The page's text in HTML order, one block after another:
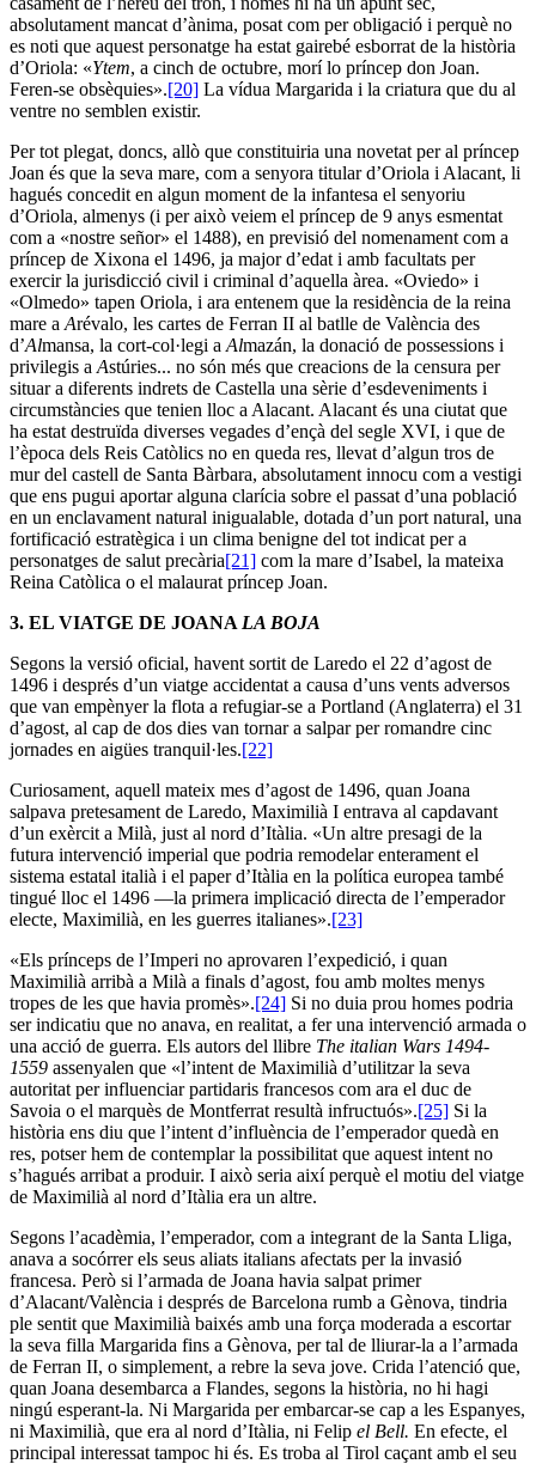
absolutament mancat d’ànima, posat com per obligació i perquè no
es noti que aquest personatge ha estat gairebé esborrat de la història
d’Oriola: «Ytem, a cinch de octubre, morí lo príncep don Joan.
Feren-se obsèquies».[20] La vídua Margarida i la criatura que du al
ventre no semblen existir.
Per tot plegat, doncs, allò que constituiria una novetat per al príncep
Joan és que la seva mare, com a senyora titular d’Oriola i Alacant, li
hagués concedit en algun moment de la infantesa el senyoriu
d’Oriola, almenys (i per això veiem el príncep de 9 anys esmentat
com a «nostre señor» el 1488), en previsió del nomenament com a
príncep de Xixona el 1496, ja major d’edat i amb facultats per
exercir la jurisdicció civil i criminal d’aquella àrea. «Oviedo» i
«Olmedo» tapen Oriola, i ara entenem que la residència de la reina
mare a Arévalo, les cartes de Ferran II al batlle de València des
d’Almansa, la cort-col·legi a Almazán, la donació de possessions i
privilegis a Astúries... no són més que creacions de la censura per
situar a diferents indrets de Castella una sèrie d’esdeveniments i
circumstàncies que tenien lloc a Alacant. Alacant és una ciutat que
ha estat destruïda diverses vegades d’ençà del segle XVI, i que de
l’època dels Reis Catòlics no en queda res, llevat d’algun tros de
mur del castell de Santa Bàrbara, absolutament innocu com a vestigi
que ens pugui aportar alguna clarícia sobre el passat d’una població
en un enclavament natural inigualable, dotada d’un port natural, una
fortificació estratègica i un clima benigne del tot indicat per a
personatges de salut precària[21] com la mare d’Isabel, la mateixa
Reina Catòlica o el malaurat príncep Joan.
3. EL VIATGE DE JOANA LA BOJA
Segons la versió oficial, havent sortit de Laredo el 22 d’agost de
1496 i després d’un viatge accidentat a causa d’uns vents adversos
que van empènyer la flota a refugiar-se a Portland (Anglaterra) el 31
d’agost, al cap de dos dies van tornar a salpar per romandre cinc
jornades en aigües tranquil·les.[22]
Curiosament, aquell mateix mes d’agost de 1496, quan Joana
salpava pretesament de Laredo, Maximilià I entrava al capdavant
d’un exèrcit a Milà, just al nord d’Itàlia. «Un altre presagi de la
futura intervenció imperial que podria remodelar enterament el
sistema estatal italià i el paper d’Itàlia en la política europea també
tingué lloc el 1496 —la primera implicació directa de l’emperador
electe, Maximilià, en les guerres italianes».[23]
«Els prínceps de l’Imperi no aprovaren l’expedició, i quan
Maximilià arribà a Milà a finals d’agost, fou amb moltes menys
tropes de les que havia promès».[24] Si no duia prou homes podria
ser indicatiu que no anava, en realitat, a fer una intervenció armada o
una acció de guerra. Els autors del llibre The italian Wars 1494-
1559 assenyalen que «l’intent de Maximilià d’utilitzar la seva
autoritat per influenciar partidaris francesos com ara el duc de
Savoia o el marquès de Montferrat resultà infructuós».[25] Si la
història ens diu que l’intent d’influència de l’emperador quedà en
res, potser hem de contemplar la possibilitat que aquest intent no
s’hagués arribat a produir. I això seria així perquè el motiu del viatge
de Maximilià al nord d’Itàlia era un altre.
Segons l’acadèmia, l’emperador, com a integrant de la Santa Lliga,
anava a socórrer els seus aliats italians afectats per la invasió
francesa. Però si l’armada de Joana havia salpat primer
d’Alacant/València i després de Barcelona rumb a Gènova, tindria
ple sentit que Maximilià baixés amb una força moderada a escortar
la seva filla Margarida fins a Gènova, per tal de lliurar-la a l’armada
de Ferran II, o simplement, a rebre la seva jove. Crida l’atenció que,
quan Joana desembarca a Flandes, segons la història, no hi hagi
ningú esperant-la. Ni Margarida per embarcar-se cap a les Espanyes,
ni Maximilià, que era al nord d’Itàlia, ni Felip el Bell. En efecte, el
principal interessat tampoc hi és. Es troba al Tirol caçant amb el seu